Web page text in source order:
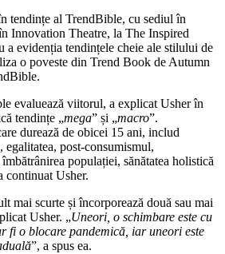
tendințe al TrendBible, cu sediul în
Innovation Theatre, la The Inspired
a evidenția tendințele cheie ale stilului de
o poveste din Trend Book de Autumn
evaluează viitorul, a explicat Usher în
tendințe „mega” și „macro”.
durează de obicei 15 ani, includ
egalitatea, post-consumismul,
populației, sănătatea holistică
continuat Usher.
mai scurte și încorporează două sau mai
Usher. „Uneori, o schimbare este cu
fi o blocare pandemică, iar uneori este
”, a spus ea.